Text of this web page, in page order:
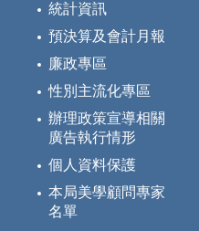
統計資訊
預決算及會計月報
廉政專區
性別主流化專區
辦理政策宣導相關
廣告執行情形
個人資料保護
本局美學顧問專家
名單